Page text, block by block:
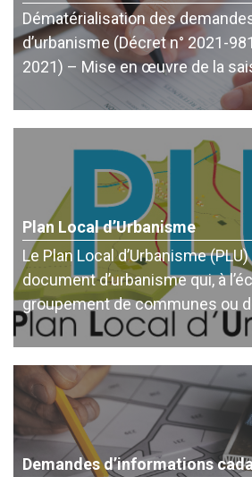
Dématérialisation des
d’urbanisme (Décret n° 2021-
2021) – Mise en œuvre de la
Plan Local d’Urbanisme
Le Plan Local d’Urbanisme
document d’urbanisme qui, à
groupement de communes ou
Demandes d’informations